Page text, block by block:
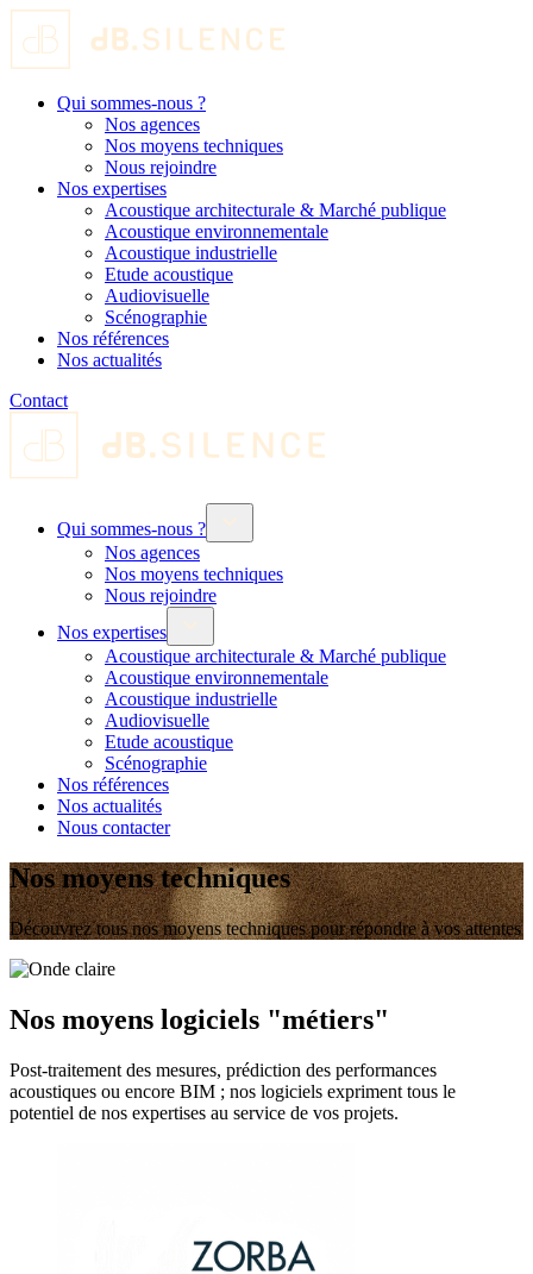
Qui sommes-nous ?
Nos agences
Nos moyens techniques
Nous rejoindre
Nos expertises
Acoustique architecturale & Marché publique
Acoustique environnementale
Acoustique industrielle
Etude acoustique
Audiovisuelle
Scénographie
Nos références
Nos actualités
Contact
Qui sommes-nous ?
Nos agences
Nos moyens techniques
Nous rejoindre
Nos expertises
Acoustique architecturale & Marché publique
Acoustique environnementale
Acoustique industrielle
Audiovisuelle
Etude acoustique
Scénographie
Nos références
Nos actualités
Nous contacter
Nos moyens techniques
Découvrez tous nos moyens techniques pour répondre à vos attentes
Nos moyens logiciels "métiers"
Post-traitement des mesures, prédiction des performances
acoustiques ou encore BIM ; nos logiciels expriment tous le
potentiel de nos expertises au service de vos projets.